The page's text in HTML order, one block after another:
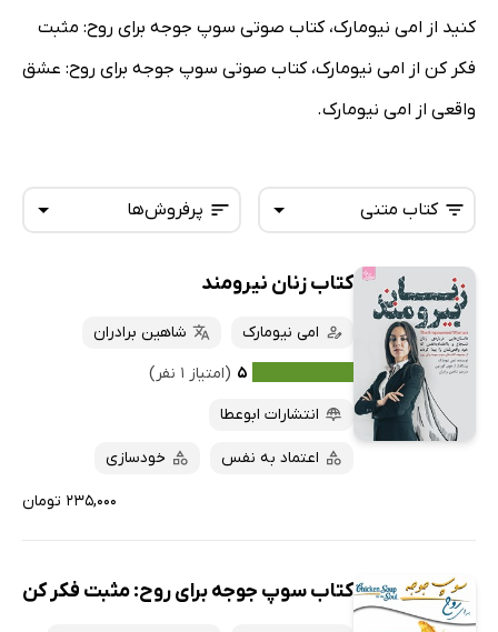
کنید از امی نیومارک، کتاب صوتی سوپ جوجه برای روح: مثبت
فکر کن از امی نیومارک، کتاب صوتی سوپ جوجه برای روح: عشق
واقعی از امی نیومارک.
پرفروش‌ها
تازه‌ها
داغ‌ترین‌ها
پرفروش‌ها
پربحث‌ها
ارزان ترین‌ها
کتاب متنی
همه کتاب‌ها
کتاب‌های صوتی
کتاب‌های متنی
کتاب زنان نیرومند
امی نیومارک
شاهین برادران
۵ (امتیاز ۱ نفر)
انتشارات ابوعطا
اعتماد به نفس خودسازی
۲۳۵,۰۰۰ تومان
کتاب سوپ جوجه برای روح: مثبت فکر کن